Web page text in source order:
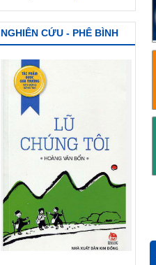
NGHIÊN CỨU - PHÊ BÌNH